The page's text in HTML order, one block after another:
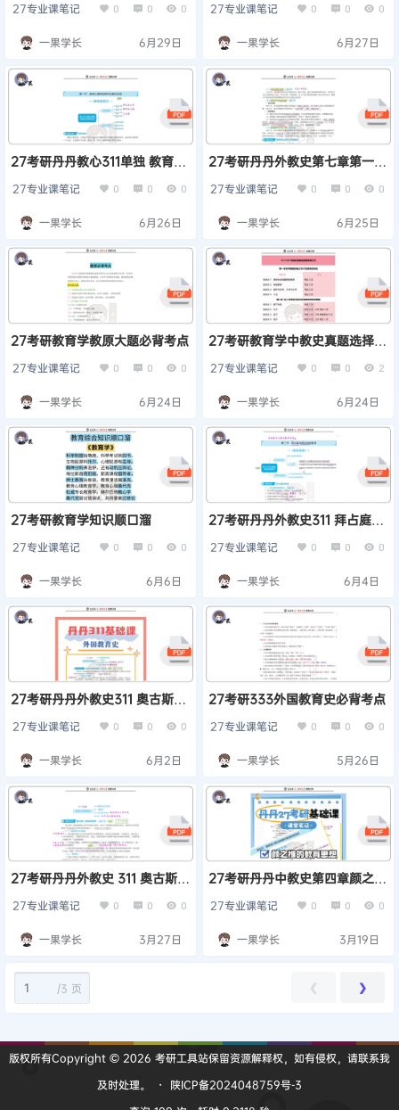
27专业课笔记 0 0 0
一果学长 6月29日
27专业课笔记 0 0 0
一果学长 6月27日
27考研丹丹教心311单独 教育心
27专业课笔记 0 0 0
一果学长 6月26日
27考研丹丹外教史第七章第一节
27专业课笔记 0 0 0
一果学长 6月25日
27考研教育学教原大题必背考点
27专业课笔记 0 0 0
一果学长 6月24日
27考研教育学中教史真题选择题
27专业课笔记 0 0 2
一果学长 6月24日
27考研教育学知识顺口溜
27专业课笔记 0 0 0
一果学长 6月6日
27考研丹丹外教史311 拜占庭与
27专业课笔记 0 0 0
一果学长 6月4日
27考研丹丹外教史311 奥古斯丁
27专业课笔记 0 0 0
一果学长 6月2日
27考研333外国教育史必背考点
27专业课笔记 0 0 0
一果学长 5月26日
27考研丹丹外教史 311 奥古斯丁
27专业课笔记 0 0 0
一果学长 3月27日
27考研丹丹中教史第四章颜之推
27专业课笔记 0 0 0
一果学长 3月19日
/3 页 ❮ ❯
版权所有Copyright © 2026 考研工具站保留资源解释权，如有侵权，请联系我
及时处理。
・
陕ICP备2024048759号-3